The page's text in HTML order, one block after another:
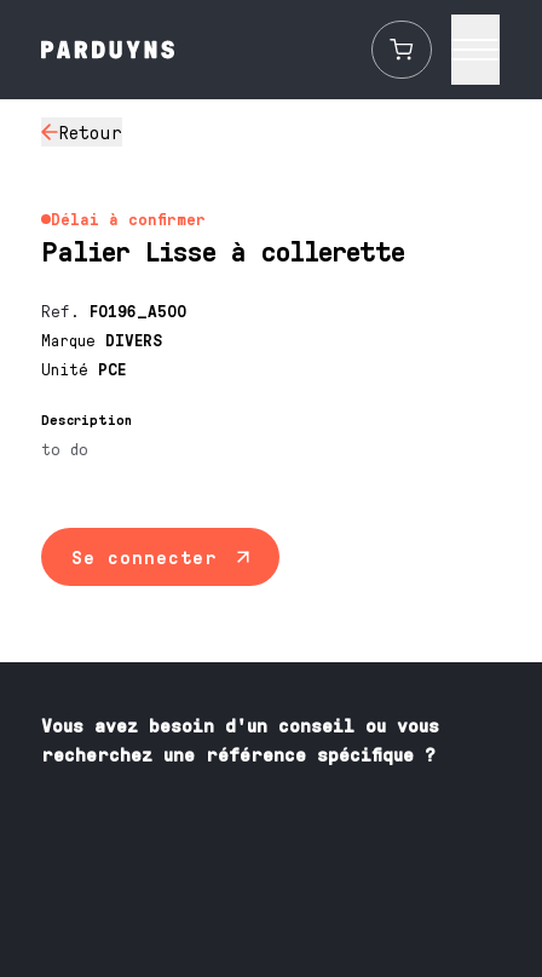
Retour
Délai à confirmer
Palier Lisse à collerette
Ref. F0196_A500
Marque DIVERS
Unité PCE
Description
to do
Se connecter
Vous avez besoin d'un conseil ou vous
recherchez une référence spécifique ?